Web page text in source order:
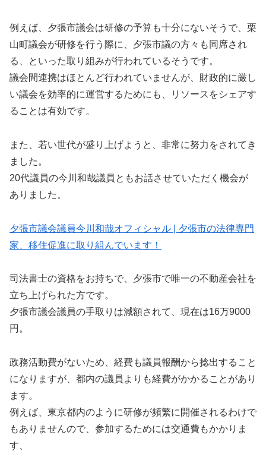
例えば、夕張市議会は研修の予算も十分にないそうで、栗
山町議会が研修を行う際に、夕張市議の方々も同席され
る、といった取り組みが行われているそうです。
議会間連携はほとんど行われていませんが、財政的に厳し
い議会を効率的に運営するためにも、リソースをシェアす
ることは有効です。
また、若い世代が盛り上げようと、非常に努力をされてき
ました。
20代議員の今川和哉議員ともお話させていただく機会が
ありました。
夕張市議会議員今川和哉オフィシャル | 夕張市の法律専門
家、移住促進に取り組んでいます！
司法書士の資格をお持ちで、夕張市で唯一の不動産会社を
立ち上げられた方です。
夕張市議会議員の手取りは減額されて、現在は16万9000
円。
政務活動費がないため、経費も議員報酬から捻出すること
になりますが、都内の議員よりも経費がかかることがあり
ます。
例えば、東京都内のように研修が頻繁に開催されるわけで
もありませんので、参加するためには交通費もかかりま
す、